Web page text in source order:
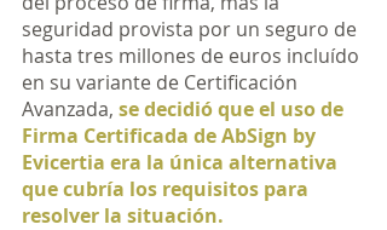
seguridad provista por un seguro de
hasta tres millones de euros incluído
en su variante de Certificación
Avanzada, se decidió que el uso de
Firma Certificada de AbSign by
Evicertia era la única alternativa
que cubría los requisitos para
resolver la situación.